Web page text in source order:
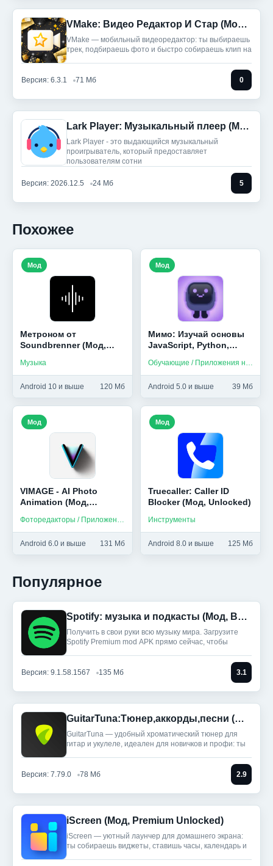
VMake: Видео Редактор И Стар (Мод, Unlocked)
VMake — мобильный видеоредактор: ты выбираешь
трек, подбираешь фото и быстро собираешь клип на
Версия: 6.3.1 71 Мб 0
Lark Player: Музыкальный плеер (Мод, Unlocked)
Lark Player - это выдающийся музыкальный
проигрыватель, который предоставляет
пользователям сотни
Версия: 2026.12.5 24 Мб 5
Похожее
Метроном от
Soundbrenner (Мод,
Музыка
Android 10 и выше 120 Мб
Мод
Мимо: Изучай основы
JavaScript, Python,
Unlocked)
Обучающие / Приложения на русском
Android 5.0 и выше 39 Мб
Мод
VIMAGE - AI Photo
Animation (Мод,
Фоторедакторы / Приложения на русском
Android 6.0 и выше 131 Мб
Мод
Truecaller: Caller ID
Blocker (Мод, Unlocked)
Инструменты
Android 8.0 и выше 125 Мб
Мод
Популярное
Spotify: музыка и подкасты (Мод, Всё разблокировано)
Получить в свои руки всю музыку мира. Загрузите
Spotify Premium mod APK прямо сейчас, чтобы
Версия: 9.1.58.1567 135 Мб 3.1
GuitarTuna:Тюнер,аккорды,песни (Мод, Premium Unlocked)
GuitarTuna — удобный хроматический тюнер для
гитар и укулеле, идеален для новичков и профи: ты
Версия: 7.79.0 78 Мб 2.9
iScreen (Мод, Premium Unlocked)
iScreen — уютный лаунчер для домашнего экрана:
ты собираешь виджеты, ставишь часы, календарь и